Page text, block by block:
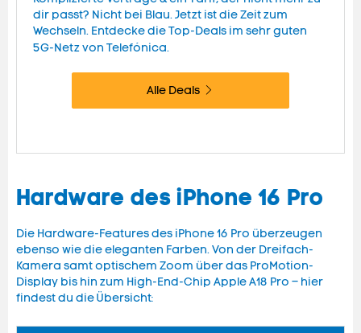
dir passt? Nicht bei Blau. Jetzt ist die Zeit zum
Wechseln. Entdecke die Top-Deals im sehr guten
5G-Netz von Telefónica.
Alle Deals
Hardware des iPhone 16 Pro
Die Hardware-Features des iPhone 16 Pro überzeugen
ebenso wie die eleganten Farben. Von der Dreifach-
Kamera samt optischem Zoom über das ProMotion-
Display bis hin zum High-End-Chip Apple A18 Pro – hier
findest du die Übersicht: